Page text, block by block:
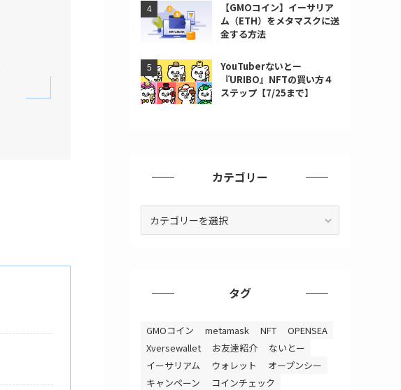
【GMOコイン】イーサリア
ム（ETH）をメタマスクに送
金する方法
YouTuberないとー
『URIBO』NFTの買い方４
ステップ【7/25まで】
カテゴリー
タグ
GMOコイン metamask NFT
OPENSEA
Xversewallet
お友達紹介
ないとー
イーサリアム
ウォレット
オープンシー
キャンペーン
コインチェック